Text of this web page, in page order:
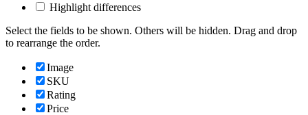
Highlight differences
Select the fields to be shown. Others will be hidden. Drag and drop
to rearrange the order.
Image
SKU
Rating
Price